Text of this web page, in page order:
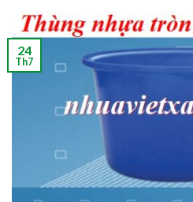
24
Th7